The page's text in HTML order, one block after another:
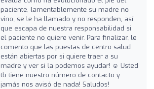
paciente, lamentablemente su madre no
vino, se le ha llamado y no responden, así
que escapa de nuestra responsabilidad si
el paciente no quiere venir. Para finalizar, le
comento que las puestas de centro salud
están abiertas por si quiere traer a su
madre y ver si la podemos ayudar! ☺️ Usted
tb tiene nuestro número de contacto y
jamás nos avisó de nada! Saludos!